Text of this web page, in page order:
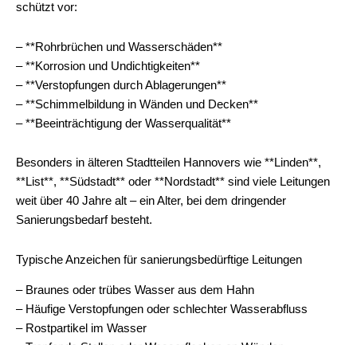
schützt vor:
– **Rohrbrüchen und Wasserschäden**
– **Korrosion und Undichtigkeiten**
– **Verstopfungen durch Ablagerungen**
– **Schimmelbildung in Wänden und Decken**
– **Beeinträchtigung der Wasserqualität**
Besonders in älteren Stadtteilen Hannovers wie **Linden**,
**List**, **Südstadt** oder **Nordstadt** sind viele Leitungen
weit über 40 Jahre alt – ein Alter, bei dem dringender
Sanierungsbedarf besteht.
Typische Anzeichen für sanierungsbedürftige Leitungen
– Braunes oder trübes Wasser aus dem Hahn
– Häufige Verstopfungen oder schlechter Wasserabfluss
– Rostpartikel im Wasser